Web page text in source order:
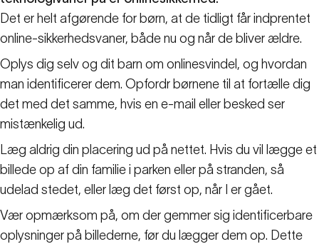
Det er helt afgørende for børn, at de tidligt får indprentet
online-sikkerhedsvaner, både nu og når de bliver ældre.
Oplys dig selv og dit barn om onlinesvindel, og hvordan
man identificerer dem. Opfordr børnene til at fortælle dig
det med det samme, hvis en e-mail eller besked ser
mistænkelig ud.
Læg aldrig din placering ud på nettet. Hvis du vil lægge et
billede op af din familie i parken eller på stranden, så
udelad stedet, eller læg det først op, når I er gået.
Vær opmærksom på, om der gemmer sig identificerbare
oplysninger på billederne, før du lægger dem op. Dette